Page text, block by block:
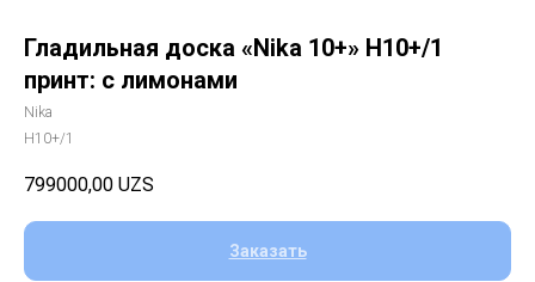
Гладильная доска «Nika 10+» Н10+/1
принт: с лимонами
Nika
Н10+/1
799000,00 UZS
Заказать